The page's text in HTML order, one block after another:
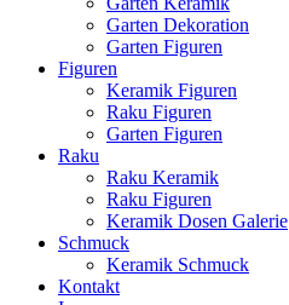
Garten Dekoration
Garten Figuren
Figuren
Keramik Figuren
Raku Figuren
Garten Figuren
Raku
Raku Keramik
Raku Figuren
Keramik Dosen Galerie
Schmuck
Keramik Schmuck
Kontakt